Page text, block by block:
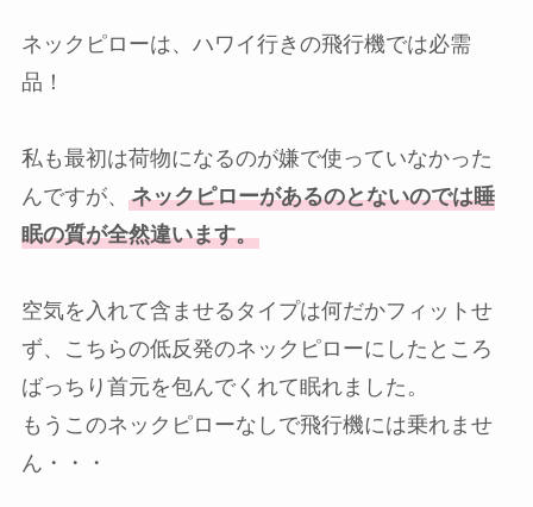
ネックピローは、ハワイ行きの飛行機では必需
品！
私も最初は荷物になるのが嫌で使っていなかった
んですが、 ネックピローがあるのとないのでは睡
眠の質が全然違います。
空気を入れて含ませるタイプは何だかフィットせ
ず、こちらの低反発のネックピローにしたところ
ばっちり首元を包んでくれて眠れました。
もうこのネックピローなしで飛行機には乗れませ
ん・・・